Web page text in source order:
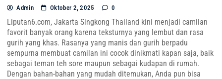
Admin Oktober 2, 2025 0
Liputan6.com, Jakarta Singkong Thailand kini menjadi camilan
favorit banyak orang karena teksturnya yang lembut dan rasa
gurih yang khas. Rasanya yang manis dan gurih berpadu
sempurna membuat camilan ini cocok dinikmati kapan saja, baik
sebagai teman teh sore maupun sebagai kudapan di rumah.
Dengan bahan-bahan yang mudah ditemukan, Anda pun bisa